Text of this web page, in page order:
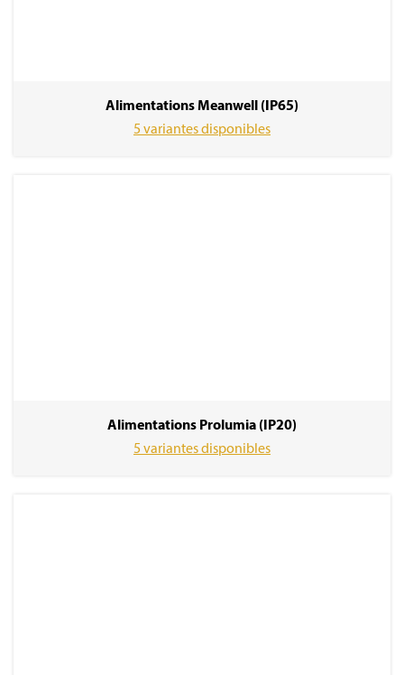
Alimentations Meanwell (IP65)
5 variantes disponibles
Alimentations Prolumia (IP20)
5 variantes disponibles